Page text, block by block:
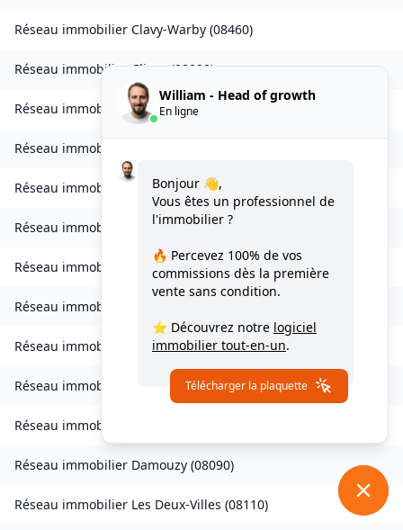
Réseau immobilier Clavy-Warby (08460)
Réseau immobilier Cliron (08090)
Réseau immobilierCondé-lès-Herpy
Réseau immobilier
Réseau immobilier Contreuve( 08400
Réseau immobilier Cornay(08250)
Réseau immobilier Corny-Machéroménil (08270)
Réseau immobilier
Réseau immobilier Coulommes-et-Marqueny(
Réseau immobilier La Croix-aux-Bois(08400)
Réseau immobilier
Réseau immobilier Damouzy (08090)
Réseau immobilier Les Deux-Villes (08110)
William - Head of growth
En ligne
Bonjour 👋,
Vous êtes un professionnel de
l'immobilier ?
🔥 Percevez 100% de vos
commissions dès la première
vente sans condition.
⭐ Découvrez notre logiciel
immobilier tout-en-un.
Télécharger la plaquette